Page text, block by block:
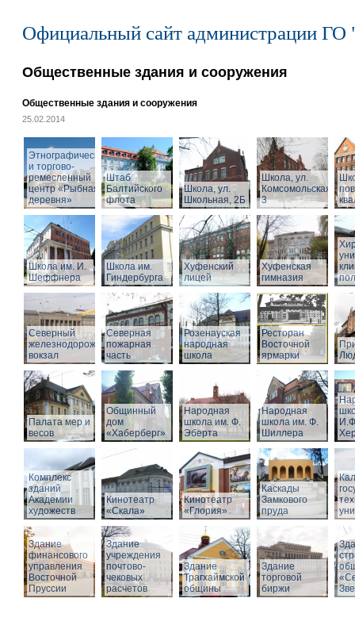
Официальный сайт администрации ГО
Общественные здания и сооружения
Общественные здания и сооружения
25.02.2014
Этнографический
и торгово-
ремесленный
центр «Рыбная
деревня»
Штаб
Балтийского
флота
Школа, ул.
Школьная, 2Б
Школа, ул.
Комсомольская,
3
Школа им. И.
Шеффнера
Школа им.
Гиндербурга
Хуфенский
лицей
Хуфенская
гимназия
Северный
железнодорожный
вокзал
Северная
пожарная
часть
Розенауская
народная
школа
Ресторан
Восточной
ярмарки
Палата мер и
весов
Общинный
дом
«Хаберберг»
Народная
школа им. Ф.
Эберта
Народная
школа им. Ф.
Шиллера
Комплекс
зданий
Академии
художеств
Кинотеатр
«Скала»
Кинотеатр
«Глория»
Каскады
Замкового
пруда
Здание
финансового
управления
Восточной
Пруссии
Здание
учреждения
почтово-
чековых
расчетов
Здание
Трагхаймской
общины
Здание
торговой
биржи